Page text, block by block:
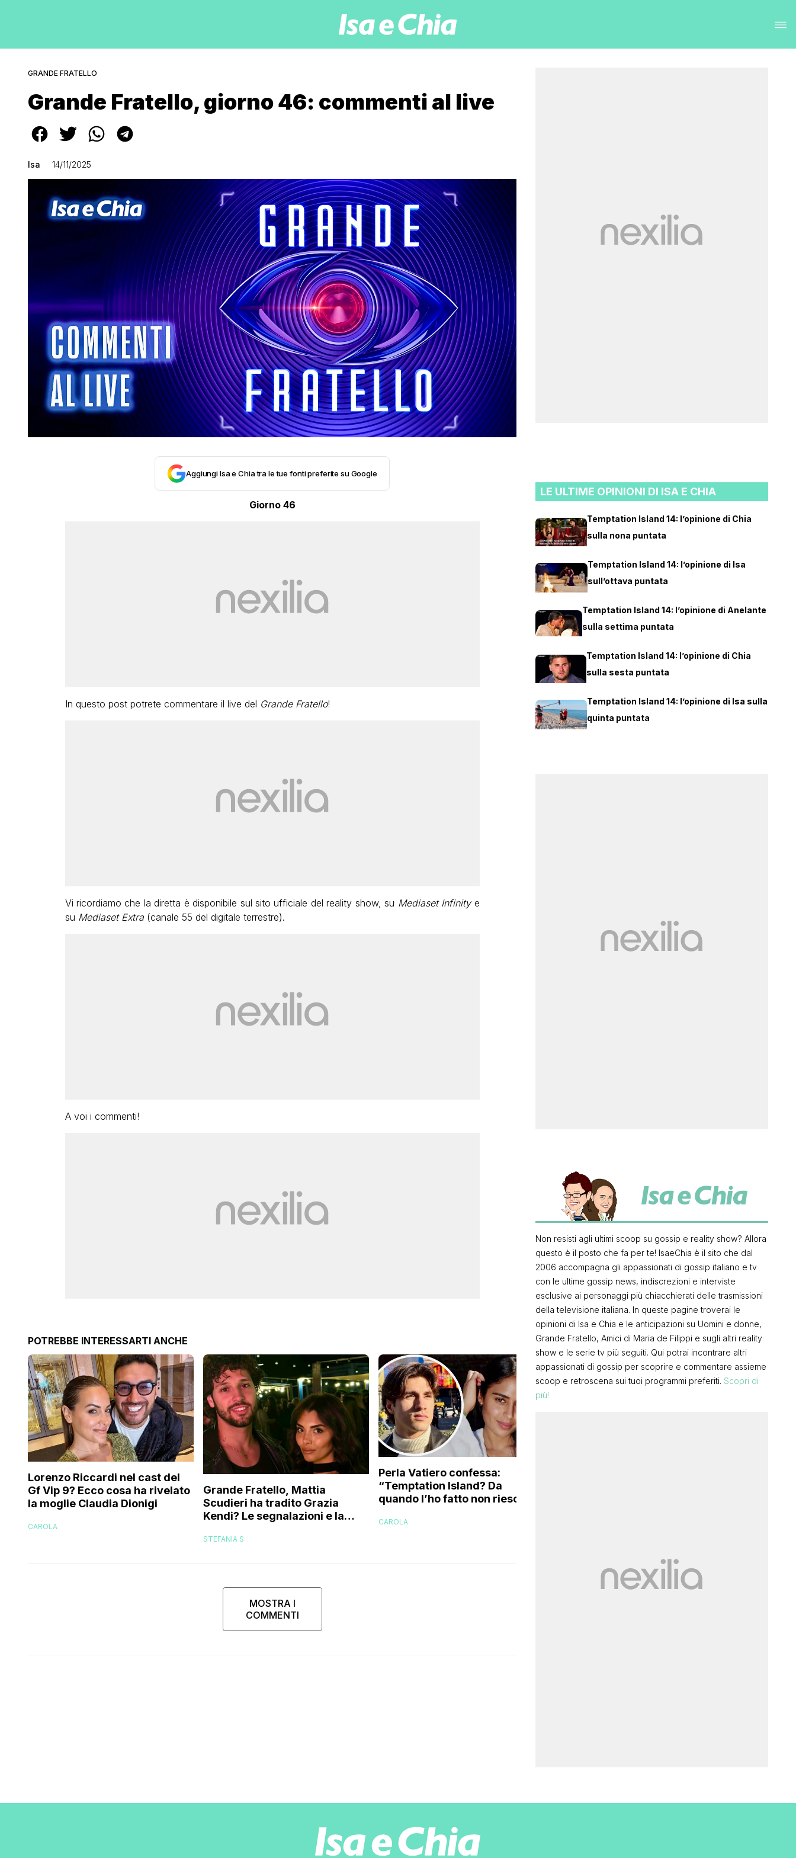
GRANDE FRATELLO
Grande Fratello, giorno 46: commenti al live
Isa 14/11/2025
Aggiungi Isa e Chia tra le tue fonti preferite su Google
Giorno 46
In questo post potrete commentare il live del Grande Fratello!
Vi ricordiamo che la diretta è disponibile sul sito ufficiale del reality show, su Mediaset Infinitye
su Mediaset Extra(canale 55 del digitale terrestre).
A voi i commenti!
POTREBBE INTERESSARTI ANCHE
Lorenzo Riccardi nel cast del
Gf Vip 9? Ecco cosa ha rivelato
la moglie Claudia Dionigi
CAROLA
Grande Fratello, Mattia
Scudieri ha tradito Grazia
Kendi? Le segnalazioni e la
STEFANIA S
Perla Vatiero confessa:
“Temptation Island? Da
quando l’ho fatto non riesco più
CAROLA
MOSTRA I
COMMENTI
LE ULTIME OPINIONI DI ISA E CHIA
Temptation Island 14: l’opinione di Chia
sulla nona puntata
Temptation Island 14: l’opinione di Isa
sull’ottava puntata
Temptation Island 14: l’opinione di Anelante
sulla settima puntata
Temptation Island 14: l’opinione di Chia
sulla sesta puntata
Temptation Island 14: l’opinione di Isa sulla
quinta puntata
Non resisti agli ultimi scoop su gossip e reality show? Allora
questo è il posto che fa per te! IsaeChia è il sito che dal
2006 accompagna gli appassionati di gossip italiano e tv
con le ultime gossip news, indiscrezioni e interviste
esclusive ai personaggi più chiacchierati delle trasmissioni
della televisione italiana. In queste pagine troverai le
opinioni di Isa e Chia e le anticipazioni su Uomini e donne,
Grande Fratello, Amici di Maria de Filippi e sugli altri reality
show e le serie tv più seguiti. Qui potrai incontrare altri
appassionati di gossip per scoprire e commentare assieme
scoop e retroscena sui tuoi programmi preferiti. Scopri di
più!